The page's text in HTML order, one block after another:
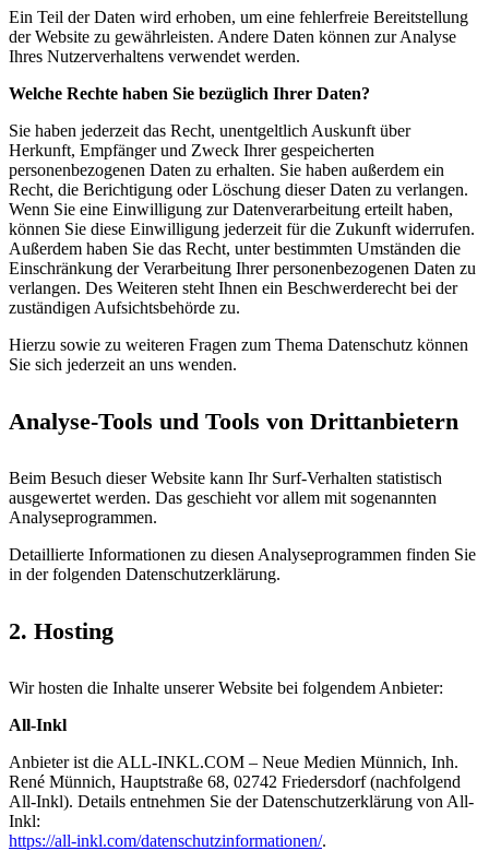
Ein Teil der Daten wird erhoben, um eine fehlerfreie Bereitstellung
der Website zu gewährleisten. Andere Daten können zur Analyse
Ihres Nutzerverhaltens verwendet werden.
Welche Rechte haben Sie bezüglich Ihrer Daten?
Sie haben jederzeit das Recht, unentgeltlich Auskunft über
Herkunft, Empfänger und Zweck Ihrer gespeicherten
personenbezogenen Daten zu erhalten. Sie haben außerdem ein
Recht, die Berichtigung oder Löschung dieser Daten zu verlangen.
Wenn Sie eine Einwilligung zur Datenverarbeitung erteilt haben,
können Sie diese Einwilligung jederzeit für die Zukunft widerrufen.
Außerdem haben Sie das Recht, unter bestimmten Umständen die
Einschränkung der Verarbeitung Ihrer personenbezogenen Daten zu
verlangen. Des Weiteren steht Ihnen ein Beschwerderecht bei der
zuständigen Aufsichtsbehörde zu.
Hierzu sowie zu weiteren Fragen zum Thema Datenschutz können
Sie sich jederzeit an uns wenden.
Analyse-Tools und Tools von Drittanbietern
Beim Besuch dieser Website kann Ihr Surf-Verhalten statistisch
ausgewertet werden. Das geschieht vor allem mit sogenannten
Analyseprogrammen.
Detaillierte Informationen zu diesen Analyseprogrammen finden Sie
in der folgenden Datenschutzerklärung.
2. Hosting
Wir hosten die Inhalte unserer Website bei folgendem Anbieter:
All-Inkl
Anbieter ist die ALL-INKL.COM – Neue Medien Münnich, Inh.
René Münnich, Hauptstraße 68, 02742 Friedersdorf (nachfolgend
All-Inkl). Details entnehmen Sie der Datenschutzerklärung von All-
Inkl:
https://all-inkl.com/datenschutzinformationen/.